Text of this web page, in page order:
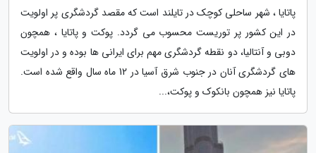
پاتایا ، شهر ساحلی کوچک در تایلند است که مقصد گردشگری پر اولویت
در این کشور پر توریست محسوب می گردد. پوکت و پاتایا ، همچون
دوبی و آنتالیا، دو نقطه گردشگری مهم برای ایرانی ها بوده و در اولویت
های گردشگری آنان در جنوب شرق آسیا در 12 ماه سال واقع شده است.
پاتایا نیز همچون بانکوک و پوکت،...